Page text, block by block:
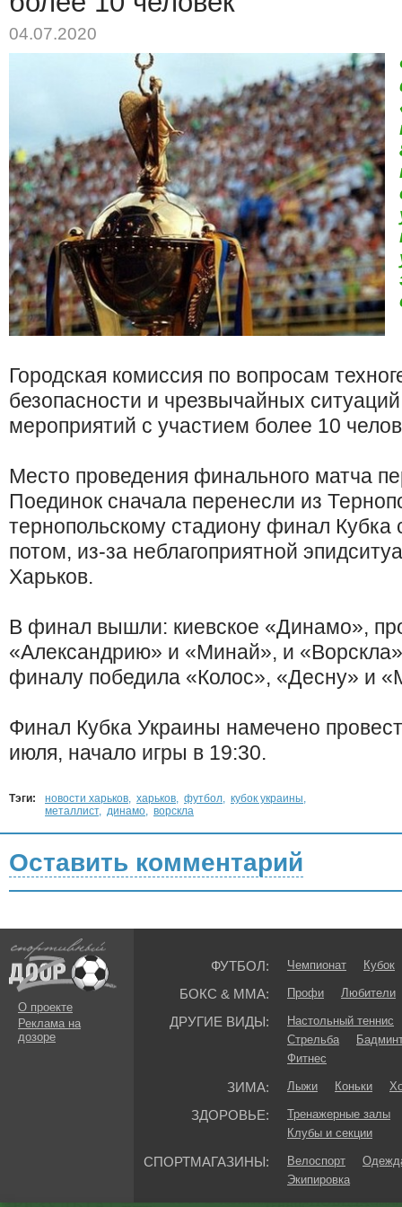
04.07.2020
Городская комиссия по вопросам
безопасности и чрезвычайных
мероприятий с участием более 10
Место проведения финального матча
Поединок сначала перенесли из
тернопольскому стадиону финал Кубка
потом, из-за неблагоприятной
Харьков.
В финал вышли: киевское «Динамо»,
«Александрию» и «Минай», и
финалу победила «Колос», «Десну» и
Финал Кубка Украины намечено
июля, начало игры в 19:30.
Тэги: новости харьков, харьков, футбол, кубок украины,
металлист, динамо, ворскла
Оставить комментарий
О проекте
Реклама на
дозоре
ФУТБОЛ: Чемпионат Кубок
БОКС & ММА: Профи Любители
ДРУГИЕ ВИДЫ:
Настольный теннис
Стрельба
Фитнес
ЗИМА: Лыжи Коньки
ЗДОРОВЬЕ:
Тренажерные залы
Клубы и секции
СПОРТМАГАЗИНЫ: Велоспорт
Экипировка